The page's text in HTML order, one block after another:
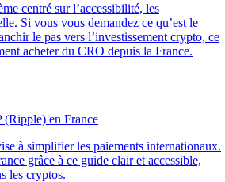
centré sur l’accessibilité, les
Si vous vous demandez ce qu’est le
le pas vers l’investissement crypto, ce
acheter du CRO depuis la France.
(Ripple) en France
à simplifier les paiements internationaux.
grâce à ce guide clair et accessible,
les cryptos.